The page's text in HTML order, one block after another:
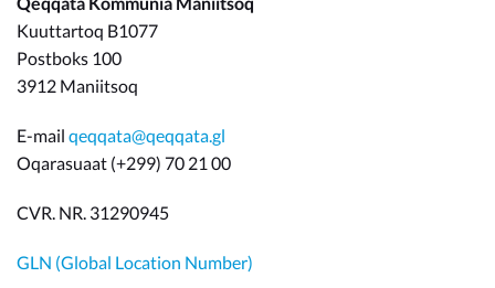
Kuuttartoq B1077
Postboks 100
3912 Maniitsoq
E-mail qeqqata@qeqqata.gl
Oqarasuaat (+299) 70 21 00
CVR. NR. 31290945
GLN (Global Location Number)